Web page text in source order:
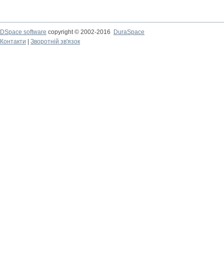
DSpace software copyright © 2002-2016
DuraSpace
Контакти
Зворотній зв'язок